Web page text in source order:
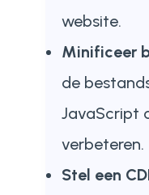
website.
Minificeer
de
JavaScript
verbeteren.
Stel een